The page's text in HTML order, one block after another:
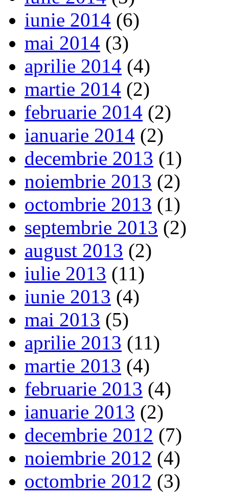
iunie 2014 (6)
mai 2014 (3)
aprilie 2014 (4)
martie 2014 (2)
februarie 2014 (2)
ianuarie 2014 (2)
decembrie 2013 (1)
noiembrie 2013 (2)
octombrie 2013 (1)
septembrie 2013 (2)
august 2013 (2)
iulie 2013 (11)
iunie 2013 (4)
mai 2013 (5)
aprilie 2013 (11)
martie 2013 (4)
februarie 2013 (4)
ianuarie 2013 (2)
decembrie 2012 (7)
noiembrie 2012 (4)
octombrie 2012 (3)